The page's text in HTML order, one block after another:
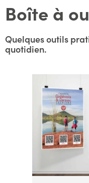
Boîte à
Quelques outils
quotidien.